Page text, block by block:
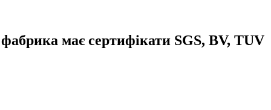
має сертифікати SGS, BV, TUV